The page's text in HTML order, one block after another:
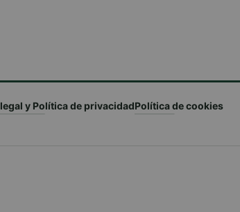
y Política de privacidadPolítica de cookies